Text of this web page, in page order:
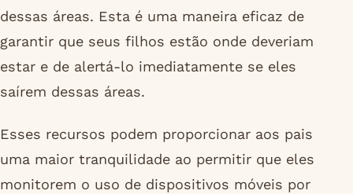
dessas áreas. Esta é uma maneira eficaz de
garantir que seus filhos estão onde deveriam
estar e de alertá-lo imediatamente se eles
saírem dessas áreas.
Esses recursos podem proporcionar aos pais
uma maior tranquilidade ao permitir que eles
monitorem o uso de dispositivos móveis por